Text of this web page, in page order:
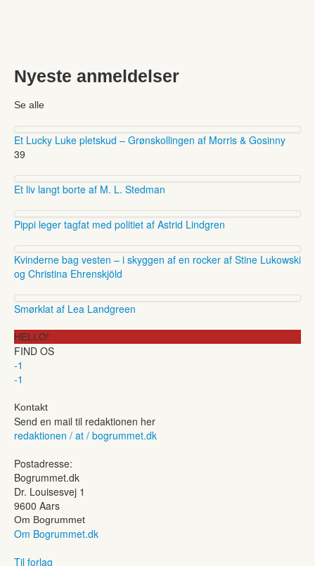
Nyeste anmeldelser
Se alle
Et Lucky Luke pletskud – Grønskollingen af Morris & Gosinny
39
Et liv langt borte af M. L. Stedman
Pippi leger tagfat med politiet af Astrid Lindgren
Kvinderne bag vesten – i skyggen af en rocker af Stine Lukowski
og Christina Ehrenskjöld
Smørklat af Lea Landgreen
HELLO!
FIND OS
-1
-1
Kontakt
Send en mail til redaktionen her
redaktionen / at / bogrummet.dk
Postadresse:
Bogrummet.dk
Dr. Louisesvej 1
9600 Aars
Om Bogrummet
Om Bogrummet.dk
Til forlag